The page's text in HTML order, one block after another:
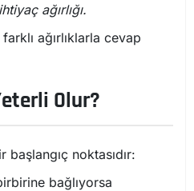
ağırlığı.
ağırlıklarla cevap
Olur?
noktasıdır:
bağlıyorsa